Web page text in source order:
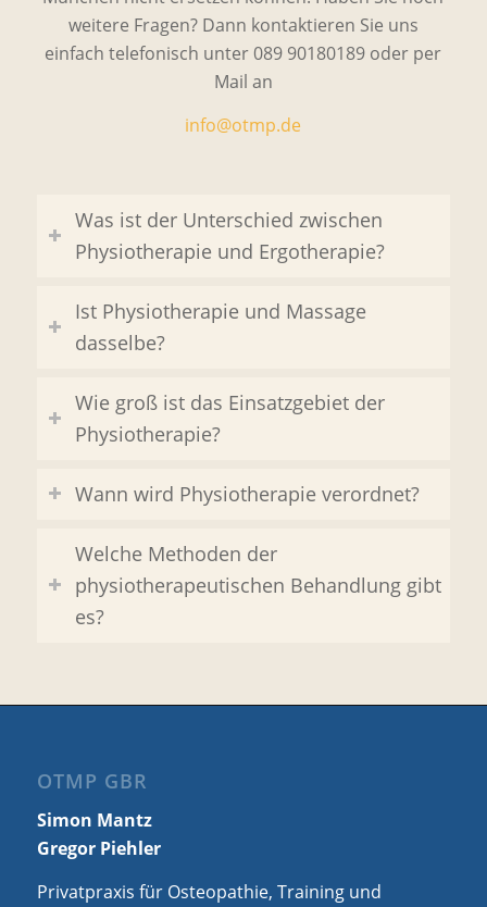
weitere Fragen? Dann kontaktieren Sie uns
einfach telefonisch unter 089 90180189 oder per
Mail an
info@otmp.de
Was ist der Unterschied zwischen
Physiotherapie und Ergotherapie?
Ist Physiotherapie und Massage
dasselbe?
Wie groß ist das Einsatzgebiet der
Physiotherapie?
Wann wird Physiotherapie verordnet?
Welche Methoden der
physiotherapeutischen Behandlung gibt
es?
OTMP GBR
Simon Mantz
Gregor Piehler
Privatpraxis für Osteopathie, Training und